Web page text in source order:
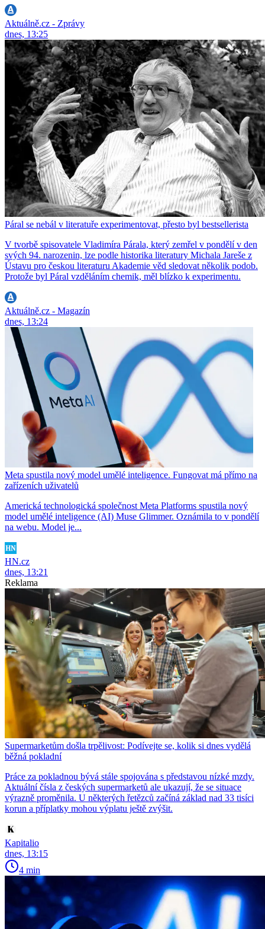
Aktuálně.cz - Zprávy
dnes, 13:25
Páral se nebál v literatuře experimentovat, přesto byl bestsellerista
V tvorbě spisovatele Vladimíra Párala, který zemřel v pondělí v den
svých 94. narozenin, lze podle historika literatury Michala Jareše z
Ústavu pro českou literaturu Akademie věd sledovat několik podob.
Protože byl Páral vzděláním chemik, měl blízko k experimentu.
Aktuálně.cz - Magazín
dnes, 13:24
Meta spustila nový model umělé inteligence. Fungovat má přímo na
zařízeních uživatelů
Americká technologická společnost Meta Platforms spustila nový
model umělé inteligence (AI) Muse Glimmer. Oznámila to v pondělí
na webu. Model je...
HN.cz
dnes, 13:21
Reklama
Supermarketům došla trpělivost: Podívejte se, kolik si dnes vydělá
běžná pokladní
Práce za pokladnou bývá stále spojována s představou nízké mzdy.
Aktuální čísla z českých supermarketů ale ukazují, že se situace
výrazně proměnila. U některých řetězců začíná základ nad 33 tisíci
korun a příplatky mohou výplatu ještě zvýšit.
Kapitalio
dnes, 13:15
4 min